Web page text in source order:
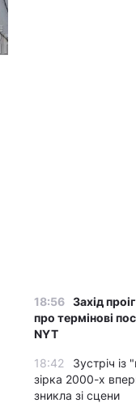
18:56 Захід
про термінові
NYT
18:42
Зустріч із
зірка 2000-х
зникла зі сцени